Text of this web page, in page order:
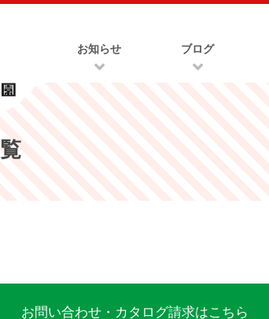
お知らせ ブログ
お問い合わせ・ カタログ請求はこちら